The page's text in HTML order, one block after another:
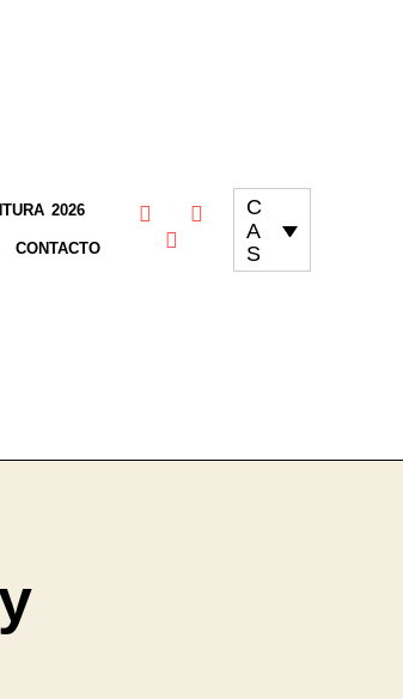
2026
CONTACTO
C
A
S